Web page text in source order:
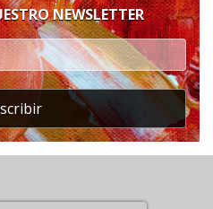
NEWSLETTER